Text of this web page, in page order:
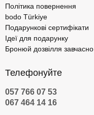
Політика повернення
bodo Türkiye
Подарункові сертифікати
Ідеї для подарунку
Бронюй дозвілля завчасно
Телефонуйте
057 766 07 53
067 464 14 16